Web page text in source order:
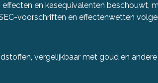
en kasequivalenten beschouwt,
voorschriften en effectenwetten
vergelijkbaar met goud en